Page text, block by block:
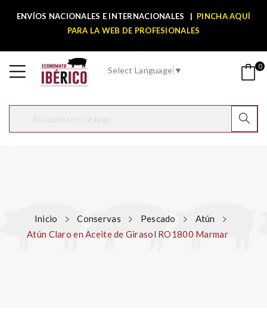
ENVÍOS NACIONALES E INTERNACIONALES | PINCHA AQUÍ
PARA LA WEB DE PROFESIONALES
Select Language ▼ 0
Inicio Conservas Pescado
Atún
Atún Claro en Aceite de Girasol RO1800 Marmar